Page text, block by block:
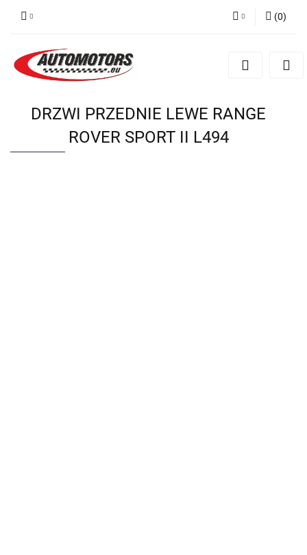
Zarejestruj się
(0)
DRZWI PRZEDNIE LEWE RANGE
ROVER SPORT II L494